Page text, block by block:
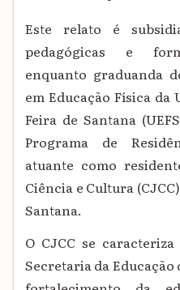
Este relato é
pedagógicas e
enquanto graduanda
em Educação Física da
Feira de Santana
Programa de
atuante como
Ciência e Cultura
Santana.
O CJCC se
Secretaria da Educação